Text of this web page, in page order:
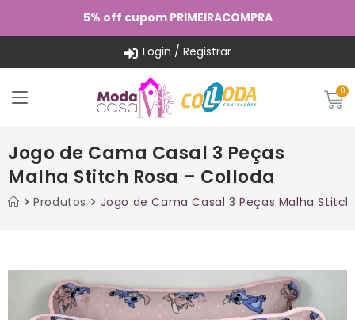
5% off cupom PRIMEIRACOMPRA
Login / Registrar
Jogo de Cama Casal 3 Peças
Malha Stitch Rosa – Colloda
Produtos Jogo de Cama Casal 3 Peças Malha